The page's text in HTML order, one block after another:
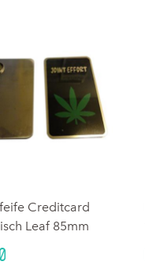
Creditcard
Leaf 85mm